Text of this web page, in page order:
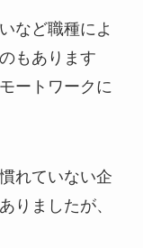
など職種によ
もあります
ートワークに
れていない企
りましたが、